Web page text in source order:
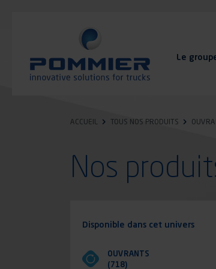
Le
ACCUEIL TOUS NOS PRODUITS
Nos
Disponible dans cet univers
OUVRANTS
(718)